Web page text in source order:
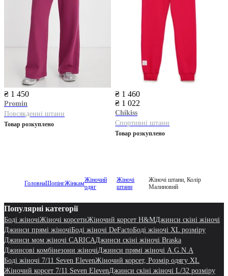
₴ 1 450
Promin
Повсякденні штани
Товар розкуплено
₴ 1 460
₴ 1 022
Chikiss
Спортивні штани
Товар розкуплено
ГоловнаШопінгЖінкамЖіночий
одяг
Жіночі
штани
Жіночі штани, Колір
Малиновий
Популярні категорії
Боді жіночіЖіночі корсетиЖіночий корсет H&MДжинси скіні жіночі
Джинси прямі жіночіБоді жіночі DeFactoБоді жіночі XL розміру
Джинси мом жіночі CARICAДжинси скіні жіночі Braska
Джинсові комбінезони жіночіДжинси прямі жіночі A.G.N.A
Боді жіночі 7/11 Seven ElevenЖіночий корсет, Розмір одягу XL
Жіночий корсет 7/11 Seven ElevenДжинси скіні жіночі L/32 розміру